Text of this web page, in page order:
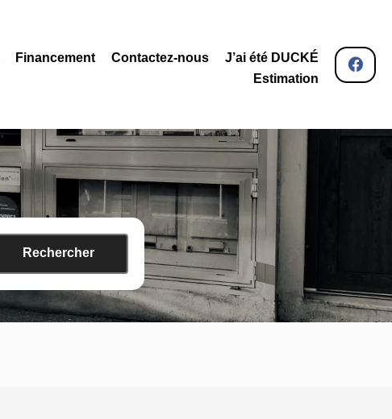
Financement Contactez-nous
J’ai été DUCKÉ
Estimation
Rechercher